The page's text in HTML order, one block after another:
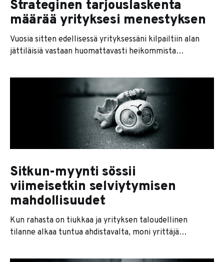
Strateginen tarjouslaskenta
määrää yrityksesi menestyksen
Vuosia sitten edellisessä yrityksessäni kilpailtiin alan
jättiläisiä vastaan huomattavasti heikommista
keikkojen koko oli iso, mutta katteet olivat ahtaalla ja
tarjousehdot syvältä hanurista. Muiltakin osin tilanne oli
määrältään vähäisempiä, henkilöstöä oli isoihin
pelureihin verrattuna vähemmän ja liikevaihtokin oli
huomattavasti maltillisempaa. Peruspisteissä tuli siis
Sitkun-myynti sössii
viimeisetkin selviytymisen
mahdollisuudet
Kun rahasta on tiukkaa ja yrityksen taloudellinen
tilanne alkaa tuntua ahdistavalta, moni yrittäjä
mahdolliseen perisyntiin, sitkun-myyntiin. Mitä se